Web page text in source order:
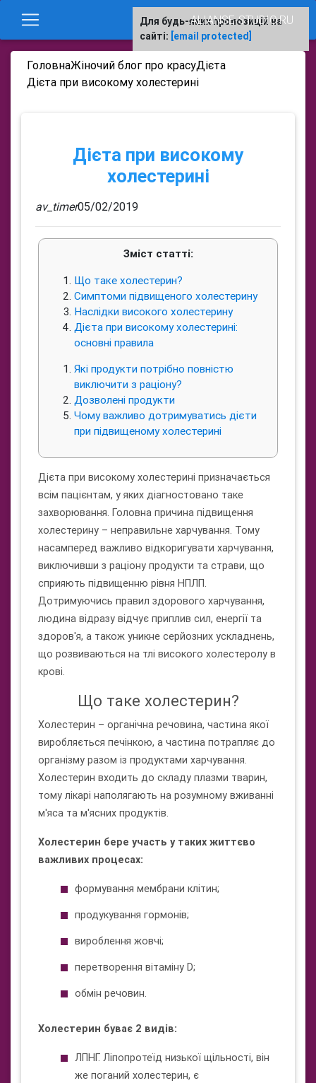
ALIANSE-STUDIO.RU
ГоловнаЖіночий блог про красуДієта
Дієта при високому холестерині
Дієта при високому
холестерині
av_timer05/02/2019
Зміст статті:
Що таке холестерин?
Симптоми підвищеного холестерину
Наслідки високого холестерину
Дієта при високому холестерині:
основні правила
Які продукти потрібно повністю
виключити з раціону?
Дозволені продукти
Чому важливо дотримуватись дієти
при підвищеному холестерині
Дієта при високому холестерині призначається
всім пацієнтам, у яких діагностовано таке
захворювання. Головна причина підвищення
холестерину – неправильне харчування. Тому
насамперед важливо відкоригувати харчування,
виключивши з раціону продукти та страви, що
сприяють підвищенню рівня НПЛП.
Дотримуючись правил здорового харчування,
людина відразу відчує приплив сил, енергії та
здоров'я, а також уникне серйозних ускладнень,
що розвиваються на тлі високого холестеролу в
крові.
Що таке холестерин?
Холестерин – органічна речовина, частина якої
виробляється печінкою, а частина потрапляє до
організму разом із продуктами харчування.
Холестерин входить до складу плазми тварин,
тому лікарі наполягають на розумному вживанні
м'яса та м'ясних продуктів.
Холестерин бере участь у таких життєво
важливих процесах:
формування мембрани клітин;
продукування гормонів;
вироблення жовчі;
перетворення вітаміну D;
обмін речовин.
Холестерин буває 2 видів:
ЛПНГ. Ліпопротеїд низької щільності, він
же поганий холестерин, є
Для будь-яких пропозицій на
сайті: [email protected]